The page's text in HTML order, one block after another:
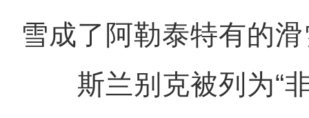
雪成了阿勒泰特有的
斯兰别克被列为“非